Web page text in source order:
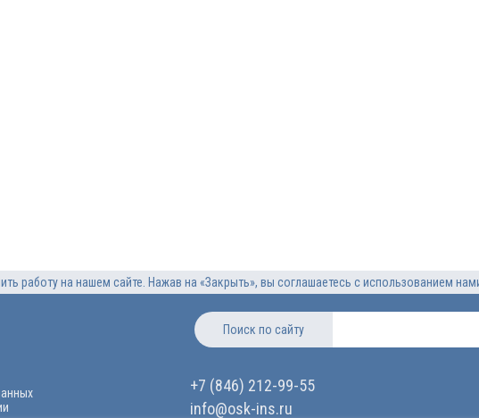
работу на нашем сайте. Нажав на «Закрыть», вы соглашаетесь с использованием
Поиск по сайту
+7 (846) 212-99-55
info@osk-ins.ru